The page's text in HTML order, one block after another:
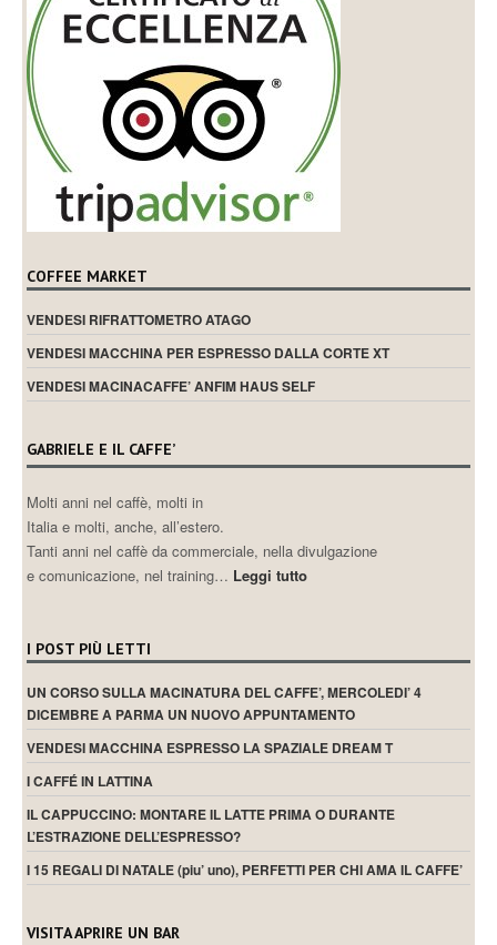
COFFEE MARKET
VENDESI RIFRATTOMETRO ATAGO
VENDESI MACCHINA PER ESPRESSO DALLA CORTE XT
VENDESI MACINACAFFE’ ANFIM HAUS SELF
GABRIELE E IL CAFFE’
Molti anni nel caffè, molti in
Italia e molti, anche, all’estero.
Tanti anni nel caffè da commerciale, nella divulgazione
e comunicazione, nel training… Leggi tutto
I POST PIÙ LETTI
UN CORSO SULLA MACINATURA DEL CAFFE’, MERCOLEDI’ 4
DICEMBRE A PARMA UN NUOVO APPUNTAMENTO
VENDESI MACCHINA ESPRESSO LA SPAZIALE DREAM T
I CAFFÉ IN LATTINA
IL CAPPUCCINO: MONTARE IL LATTE PRIMA O DURANTE
L’ESTRAZIONE DELL’ESPRESSO?
I 15 REGALI DI NATALE (piu’ uno), PERFETTI PER CHI AMA IL CAFFE’
VISITA APRIRE UN BAR